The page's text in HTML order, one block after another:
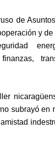
de
y
subrayó en